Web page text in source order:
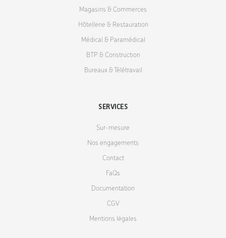
Magasins & Commerces
Hôtellerie & Restauration
Médical & Paramédical
BTP & Construction
Bureaux & Télétravail
SERVICES
Sur-mesure
Nos engagements
Contact
FaQs
Documentation
CGV
Mentions légales